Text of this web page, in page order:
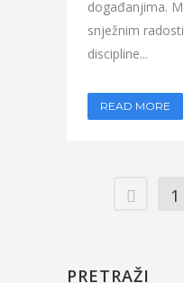
događanjima.
snježnim
discipline...
READ MORE
1
PRETRAŽI